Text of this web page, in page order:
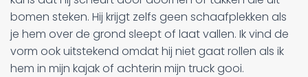
bomen steken. Hij krijgt zelfs geen schaafplekken als
je hem over de grond sleept of laat vallen. Ik vind de
vorm ook uitstekend omdat hij niet gaat rollen als ik
hem in mijn kajak of achterin mijn truck gooi.